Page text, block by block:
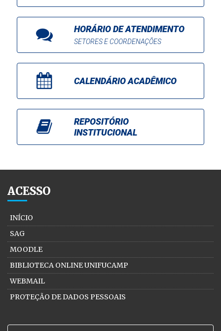
HORÁRIO DE ATENDIMENTO
SETORES E COORDENAÇÕES
CALENDÁRIO ACADÊMICO
REPOSITÓRIO
INSTITUCIONAL
ACESSO
INÍCIO
SAG
MOODLE
BIBLIOTECA ONLINE UNIFUCAMP
WEBMAIL
PROTEÇÃO DE DADOS PESSOAIS